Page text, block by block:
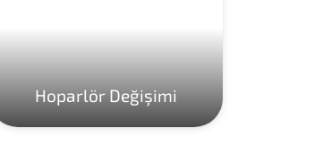
Hoparlör Değişimi